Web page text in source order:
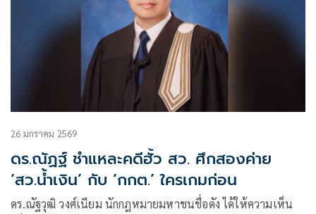
26 มกราคม 2569
ดร.ณัฏฐ์ ชำแหละคดีฮั้ว สว. ศึกสองค่าย
‘สว.น้ำเงิน’ กับ ‘กกต.’ ใครเกมก่อน
ดร.ณัฐวุฒิ วงศ์เนียม นักกฎหมายมหาชนชื่อดัง ได้ให้ความเห็น